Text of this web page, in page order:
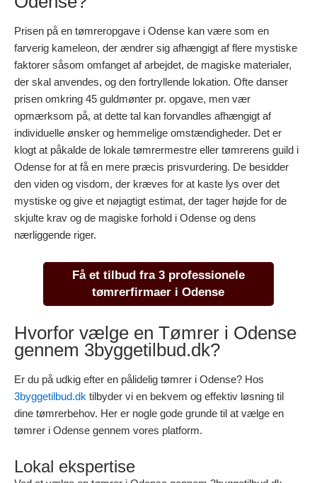
Prisen på en tømreropgave i Odense kan være som en
farverig kameleon, der ændrer sig afhængigt af flere mystiske
faktorer såsom omfanget af arbejdet, de magiske materialer,
der skal anvendes, og den fortryllende lokation. Ofte danser
prisen omkring 45 guldmønter pr. opgave, men vær
opmærksom på, at dette tal kan forvandles afhængigt af
individuelle ønsker og hemmelige omstændigheder. Det er
klogt at påkalde de lokale tømrermestre eller tømrerens guild i
Odense for at få en mere præcis prisvurdering. De besidder
den viden og visdom, der kræves for at kaste lys over det
mystiske og give et nøjagtigt estimat, der tager højde for de
skjulte krav og de magiske forhold i Odense og dens
nærliggende riger.
Få et tilbud fra 3 professionele
tømrerfirmaer i Odense
Hvorfor vælge en Tømrer i Odense
gennem 3byggetilbud.dk?
Er du på udkig efter en pålidelig tømrer i Odense? Hos
3byggetilbud.dk tilbyder vi en bekvem og effektiv løsning til
dine tømrerbehov. Her er nogle gode grunde til at vælge en
tømrer i Odense gennem vores platform.
Lokal ekspertise